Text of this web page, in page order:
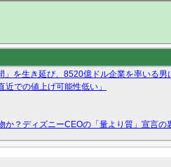
を生き延び、8520億ドル企業を率いる男
での値上げ可能性低い」
？ディズニーCEOの「量より質」宣言
川莉央が1位に